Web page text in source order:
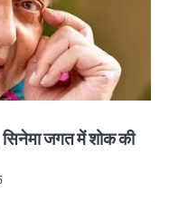
जगत में शोक की